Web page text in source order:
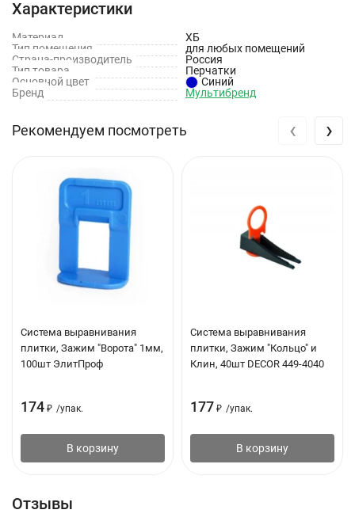
Вес брутто, кг: 0,12
Материал: Х/Б
Характеристики
Материал
ХБ
Тип помещения
для любых помещений
Страна-производитель
Россия
Тип товара
Перчатки
Основной цвет
Синий
Бренд
Мультибренд
Рекомендуем посмотреть
Система выравнивания
плитки, Зажим "Ворота" 1мм,
100шт ЭлитПроф
174 ₽ /упак.
В корзину
Система выравнивания
плитки, Зажим "Кольцо" и
Клин, 40шт DECOR 449-4040
177 ₽ /упак.
В корзину
‹ ›
Отзывы